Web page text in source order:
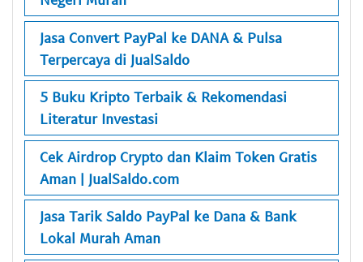
Jasa Convert PayPal ke DANA & Pulsa
Terpercaya di JualSaldo
5 Buku Kripto Terbaik & Rekomendasi
Literatur Investasi
Cek Airdrop Crypto dan Klaim Token Gratis
Aman | JualSaldo.com
Jasa Tarik Saldo PayPal ke Dana & Bank
Lokal Murah Aman